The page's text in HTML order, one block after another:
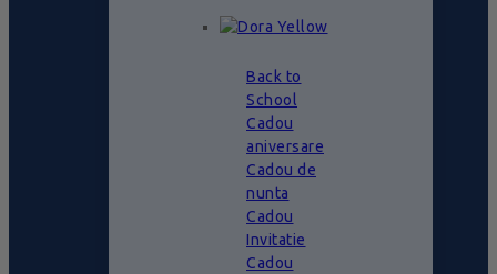
Back to
School
Cadou
aniversare
Cadou de
nunta
Cadou
Invitatie
Cadou